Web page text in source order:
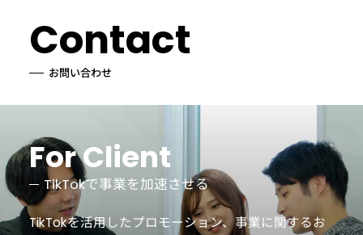
Contact
お問い合わせ
For Client
TikTokで事業を加速させる
TikTokを活用したプロモーション、事業に関するお